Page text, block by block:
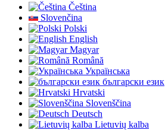
Čeština
Slovenčina
Polski
English
Magyar
Română
Українська
български език
Hrvatski
Slovenščina
Deutsch
Lietuvių kalba